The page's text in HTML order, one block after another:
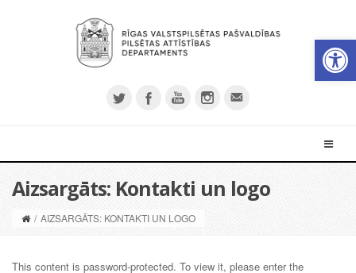
Aizsargāts: Kontakti un logo
/ AIZSARGĀTS: KONTAKTI UN LOGO
This content is password-protected. To view it, please enter the